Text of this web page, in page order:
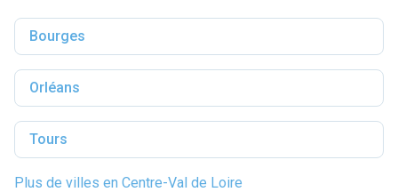
Bourges
Orléans
Tours
Plus de villes en Centre-Val de Loire